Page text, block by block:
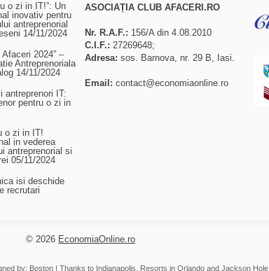
o zi in IT!”: Un
inovativ pentru
antreprenorial
14/11/2024
2024” –
Antreprenoriala
14/11/2024
antreprenori IT:
pentru o zi in
o zi in IT!
in vederea
antreprenorial si
05/11/2024
isi deschide
recrutari
ASOCIAȚIA CLUB AFACERI.RO
Nr. R.A.F.: 156/A din 4.08.2010
C.I.F.: 27269648;
Adresa: sos. Barnova, nr. 29 B, Iasi.
Email: contact@economiaonline.ro
© 2026 EconomiaOnline.ro
by: Boston| Thanks to Indianapolis Resorts in Orlandoand Jackson Hole